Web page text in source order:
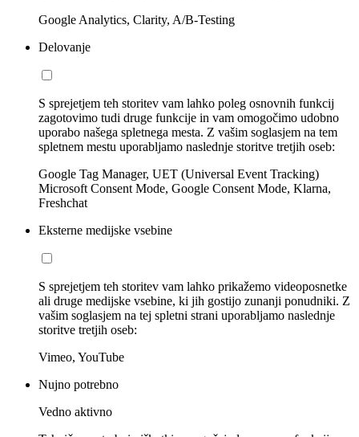
Google Analytics, Clarity, A/B-Testing
Delovanje
S sprejetjem teh storitev vam lahko poleg osnovnih funkcij
zagotovimo tudi druge funkcije in vam omogočimo udobno
uporabo našega spletnega mesta. Z vašim soglasjem na tem
spletnem mestu uporabljamo naslednje storitve tretjih oseb:
Google Tag Manager, UET (Universal Event Tracking)
Microsoft Consent Mode, Google Consent Mode, Klarna,
Freshchat
Eksterne medijske vsebine
S sprejetjem teh storitev vam lahko prikažemo videoposnetke
ali druge medijske vsebine, ki jih gostijo zunanji ponudniki. Z
vašim soglasjem na tej spletni strani uporabljamo naslednje
storitve tretjih oseb:
Vimeo, YouTube
Nujno potrebno
Vedno aktivno